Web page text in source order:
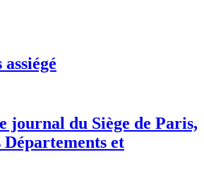
journal du Siège de Paris,
et